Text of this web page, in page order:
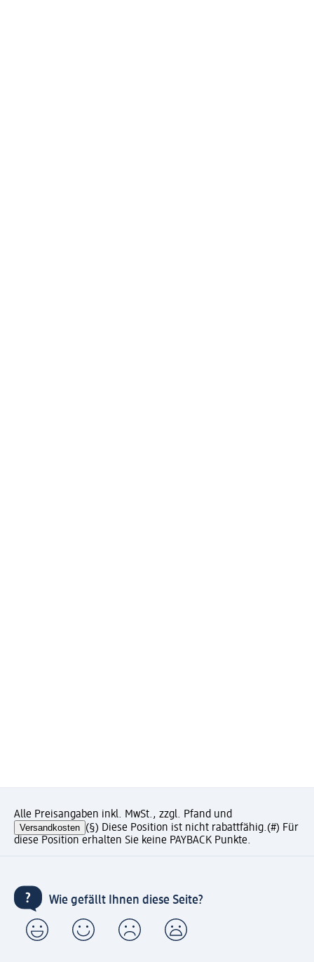
Alle Preisangaben inkl. MwSt., zzgl. Pfand und
Versandkosten (§) Diese Position ist nicht rabattfähig.(#) Für
diese Position erhalten Sie keine PAYBACK Punkte.
Wie gefällt Ihnen diese Seite?